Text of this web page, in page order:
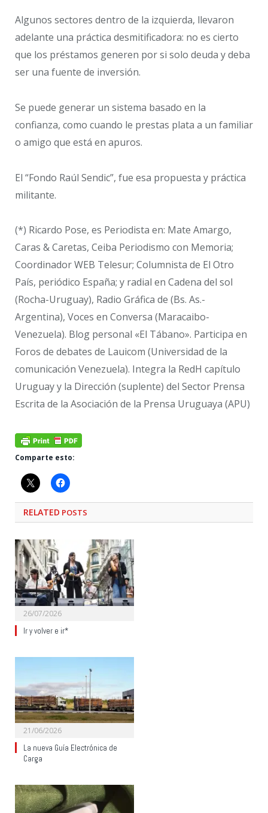
Algunos sectores dentro de la izquierda, llevaron
adelante una práctica desmitificadora: no es cierto
que los préstamos generen por si solo deuda y deba
ser una fuente de inversión.
Se puede generar un sistema basado en la
confianza, como cuando le prestas plata a un familiar
o amigo que está en apuros.
El “Fondo Raúl Sendic”, fue esa propuesta y práctica
militante.
(*) Ricardo Pose, es Periodista en: Mate Amargo,
Caras & Caretas, Ceiba Periodismo con Memoria;
Coordinador WEB Telesur; Columnista de El Otro
País, periódico España; y radial en Cadena del sol
(Rocha-Uruguay), Radio Gráfica de (Bs. As.-
Argentina), Voces en Conversa (Maracaibo-
Venezuela). Blog personal «El Tábano». Participa en
Foros de debates de Lauicom (Universidad de la
comunicación Venezuela). Integra la RedH capítulo
Uruguay y la Dirección (suplente) del Sector Prensa
Escrita de la Asociación de la Prensa Uruguaya (APU)
Comparte esto:
RELATED POSTS
26/07/2026
Ir y volver e ir*
21/06/2026
La nueva Guía Electrónica de
Carga